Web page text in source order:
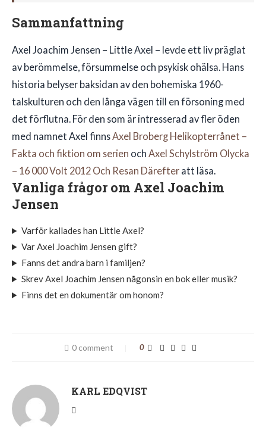
Sammanfattning
Axel Joachim Jensen – Little Axel – levde ett liv präglat
av berömmelse, försummelse och psykisk ohälsa. Hans
historia belyser baksidan av den bohemiska 1960-
talskulturen och den långa vägen till en försoning med
det förflutna. För den som är intresserad av fler öden
med namnet Axel finnsAxel Broberg Helikopterrånet –
Fakta och fiktion om serien och Axel Schylström Olycka
– 16 000 Volt 2012 Och Resan Därefter att läsa.
Vanliga frågor om Axel Joachim
Jensen
Varför kallades han Little Axel?
Var Axel Joachim Jensen gift?
Fanns det andra barn i familjen?
Skrev Axel Joachim Jensen någonsin en bok eller musik?
Finns det en dokumentär om honom?
0 comment 0
KARL EDQVIST